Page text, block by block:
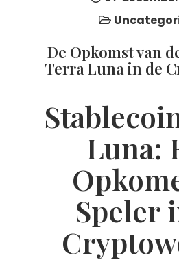
De Opkomst van
Terra Luna in de
Luna:
Speler